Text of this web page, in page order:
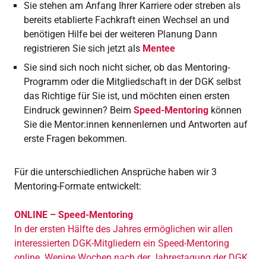
Sie stehen am Anfang Ihrer Karriere oder streben als
bereits etablierte Fachkraft einen Wechsel an und
benötigen Hilfe bei der weiteren Planung Dann
registrieren Sie sich jetzt als Mentee
Sie sind sich noch nicht sicher, ob das Mentoring-
Programm oder die Mitgliedschaft in der DGK selbst
das Richtige für Sie ist, und möchten einen ersten
Eindruck gewinnen? Beim Speed-Mentoring können
Sie die Mentor:innen kennenlernen und Antworten auf
erste Fragen bekommen.
Für die unterschiedlichen Ansprüche haben wir 3
Mentoring-Formate entwickelt:
ONLINE – Speed-Mentoring
In der ersten Hälfte des Jahres ermöglichen wir allen
interessierten DGK-Mitgliedern ein Speed-Mentoring